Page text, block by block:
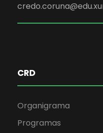
CRD
Organigrama
Programas